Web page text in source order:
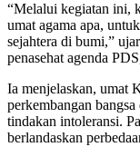
“Melalui kegiatan ini,
umat agama apa,
sejahtera di bumi,”
penasehat agenda
Ia menjelaskan, umat
perkembangan
tindakan intoleransi.
berlandaskan